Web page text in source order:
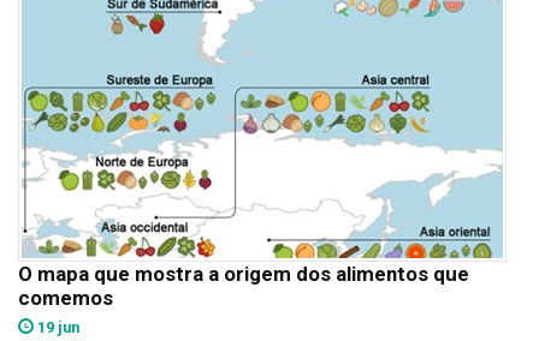
O mapa que mostra a origem dos alimentos que
comemos
19 jun